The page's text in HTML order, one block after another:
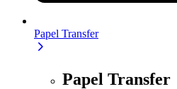
Papel Transfer
Papel Transfer